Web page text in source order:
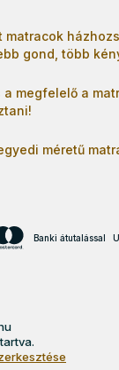
matracok
gond, több
megfelelő a
méretű
Banki átutalással